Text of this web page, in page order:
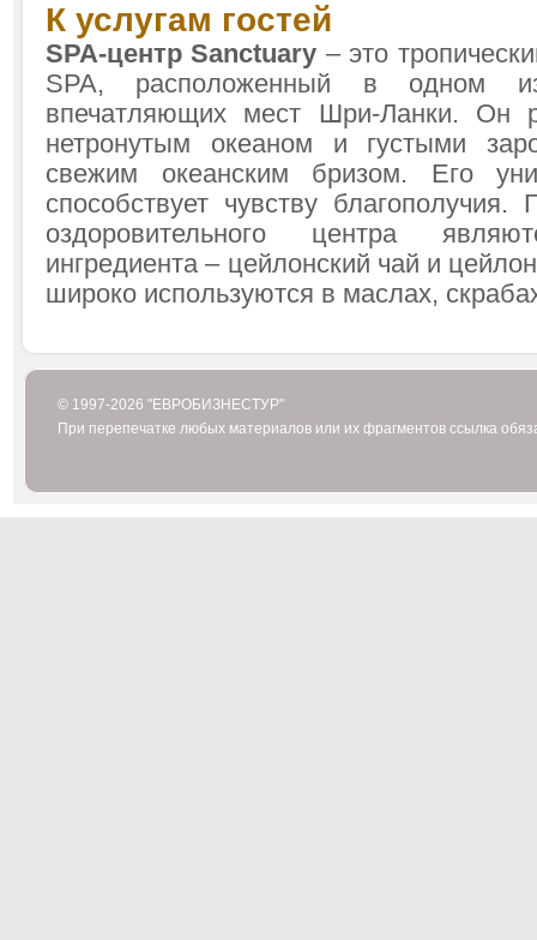
К услугам гостей
SPA-центр Sanctuary – это
SPA, расположенный в одном
впечатляющих мест Шри-Ланки. Он
нетронутым океаном и густыми
свежим океанским бризом. Его
способствует чувству
оздоровительного центра
ингредиента – цейлонский чай и
широко используются в маслах,
© 1997-2026 "ЕВРОБИЗНЕСТУР"
При перепечатке любых материалов или их фрагментов ссылка